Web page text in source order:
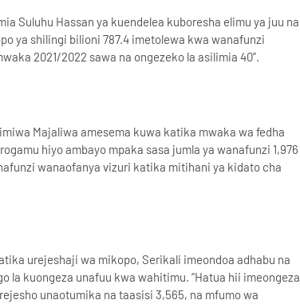
Suluhu Hassan ya kuendelea kuboresha elimu ya juu na
ya shilingi bilioni 787.4 imetolewa kwa wanafunzi
2021/2022 sawa na ongezeko la asilimia 40”.
Majaliwa amesema kuwa katika mwaka wa fedha
hiyo ambayo mpaka sasa jumla ya wanafunzi 1,976
wanaofanya vizuri katika mitihani ya kidato cha
urejeshaji wa mikopo, Serikali imeondoa adhabu na
la kuongeza unafuu kwa wahitimu. “Hatua hii imeongeza
unaotumika na taasisi 3,565, na mfumo wa